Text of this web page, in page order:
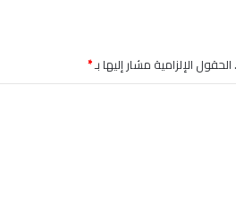
الحقول الإلزامية مشار إليها بـ*